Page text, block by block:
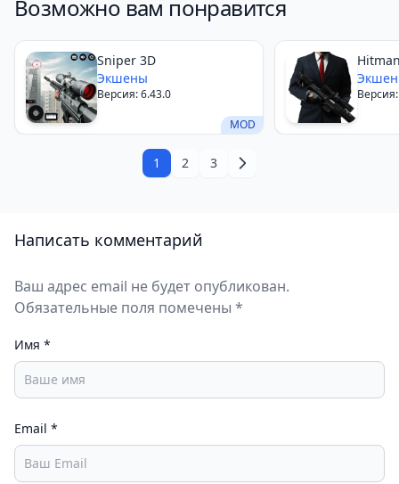
Возможно вам понравится
MOD
Sniper 3D
Экшены
Версия: 6.43.0
1 2 3
Написать комментарий
Ваш адрес email не будет опубликован.
Обязательные поля помечены *
Имя *
Email *